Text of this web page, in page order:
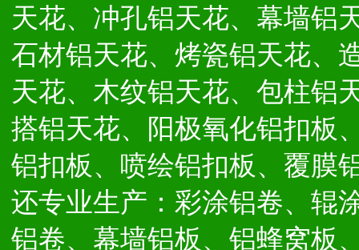
天花、冲孔铝天花、幕墙铝
石材铝天花、烤瓷铝天花、
天花、木纹铝天花、包柱铝
搭铝天花、阳极氧化铝扣板
铝扣板、喷绘铝扣板、覆膜
还专业生产：彩涂铝卷、辊
铝卷、幕墙铝板、铝蜂窝板